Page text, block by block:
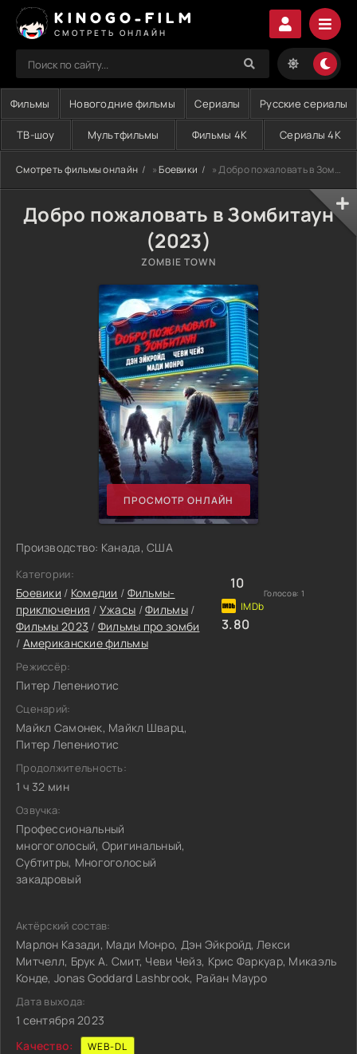
KINOGO-FILM
СМОТРЕТЬ ОНЛАЙН
Фильмы Новогодние фильмы Сериалы Русские сериалы
ТВ-шоу Мультфильмы Фильмы 4K Сериалы 4K
Смотреть фильмы онлайн »Боевики » Добро пожаловать в Зомбитаун (2023)
Добро пожаловать в Зомбитаун
(2023)
ZOMBIE TOWN
ПРОСМОТР ОНЛАЙН
Производство: Канада, США
Категории:
Боевики / Комедии / Фильмы-
приключения / Ужасы /Фильмы/
Фильмы 2023 / Фильмы про зомби
/ Американские фильмы
Режиссёр:
Питер Лепениотис
Сценарий:
Майкл Самонек, Майкл Шварц,
Питер Лепениотис
Продолжительность:
1 ч 32 мин
Озвучка:
Профессиональный
многоголосый, Оригинальный,
Субтитры, Многоголосый
закадровый
10
Голосов: 1
3.80
Актёрский состав:
Марлон Казади, Мади Монро, Дэн Эйкройд, Лекси
Митчелл, Брук А. Смит, Чеви Чейз, Крис Фаркуар, Микаэль
Конде, Jonas Goddard Lashbrook, Райан Мауро
Дата выхода:
1 сентября 2023
Качество:
WEB-DL